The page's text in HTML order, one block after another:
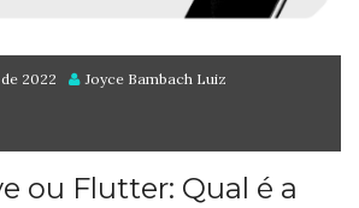
2022 Joyce Bambach Luiz
ou Flutter: Qual é a